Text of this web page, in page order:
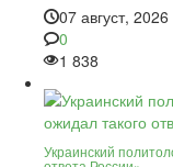
07 август, 2026
0
1 838
Украинский